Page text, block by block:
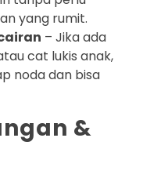
yang rumit.
– Jika ada
cat lukis anak,
noda dan bisa
&